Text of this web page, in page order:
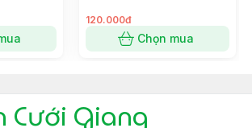
Cao Cấp – GIANGPKC t8-
2026
120.000đ
Chọn mua
Cưới Giang